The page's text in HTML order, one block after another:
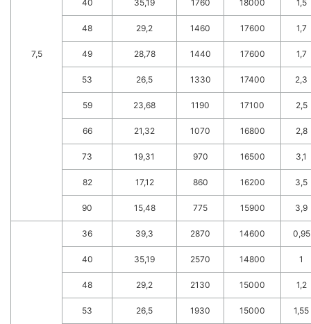
7,5
40 35,19 1760 18000 1,5
48 29,2 1460 17600 1,7
49 28,78 1440 17600 1,7
53 26,5 1330 17400 2,3
59 23,68 1190 17100 2,5
66 21,32 1070 16800 2,8
73 19,31 970 16500 3,1
82 17,12 860 16200 3,5
90 15,48 775 15900 3,9
36 39,3 2870 14600 0,95
40 35,19 2570 14800 1
48 29,2 2130 15000 1,2
53 26,5 1930 15000 1,55